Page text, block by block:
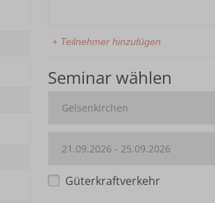
+ Teilnehmer hinzufügen
Seminar wählen
Güterkraftverkehr